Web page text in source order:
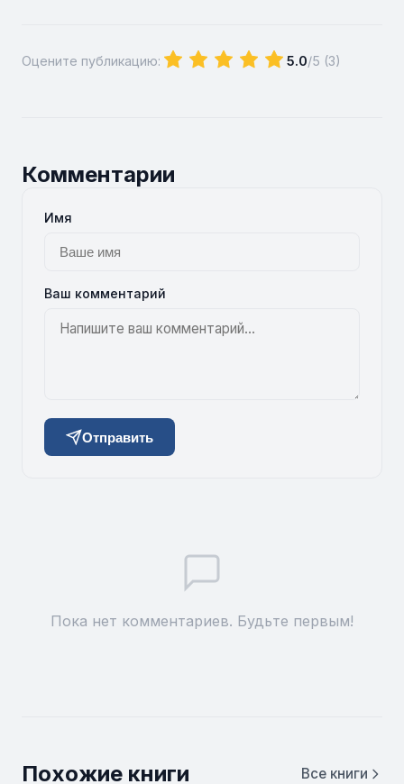
Оцените публикацию: 5.0/5 (3)
Комментарии
Имя
Ваш комментарий
Отправить
Пока нет комментариев. Будьте первым!
Похожие книги Все книги